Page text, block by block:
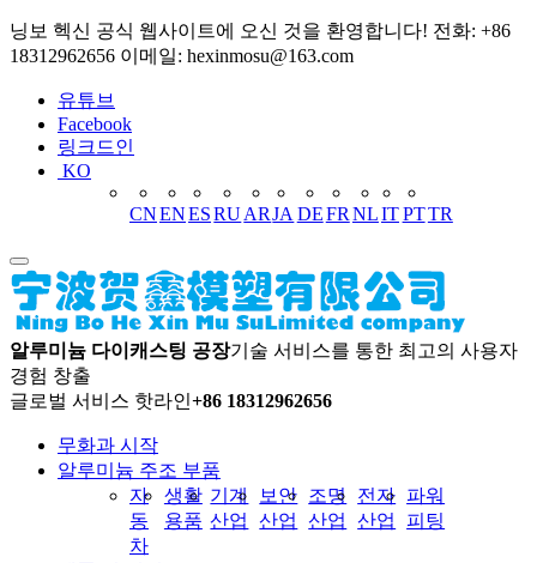
닝보 헥신 공식 웹사이트에 오신 것을 환영합니다! 전화: +86
18312962656 이메일: hexinmosu@163.com
유튜브
Facebook
링크드인
KO
CNENESRUARJA DEFR NLITPTTR
알루미늄 다이캐스팅 공장기술 서비스를 통한 최고의 사용자
경험 창출
글로벌 서비스 핫라인+86 18312962656
무화과 시작
알루미늄 주조 부품
자
동
차
생활
용품
기계
산업
보안
산업
조명
산업
전자
산업
파워
피팅